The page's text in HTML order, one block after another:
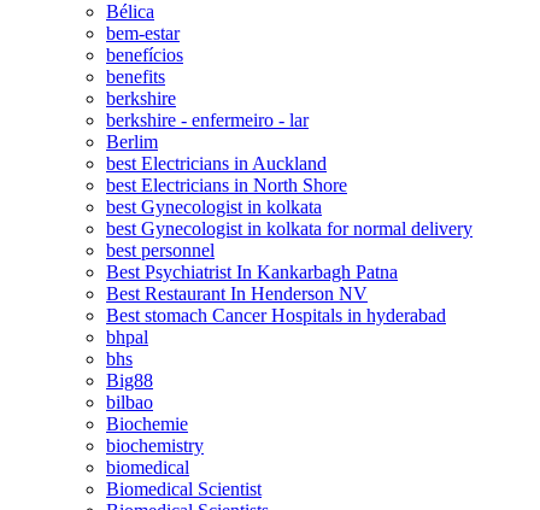
Bélica
bem-estar
benefícios
benefits
berkshire
berkshire - enfermeiro - lar
Berlim
best Electricians in Auckland
best Electricians in North Shore
best Gynecologist in kolkata
best Gynecologist in kolkata for normal delivery
best personnel
Best Psychiatrist In Kankarbagh Patna
Best Restaurant In Henderson NV
Best stomach Cancer Hospitals in hyderabad
bhpal
bhs
Big88
bilbao
Biochemie
biochemistry
biomedical
Biomedical Scientist